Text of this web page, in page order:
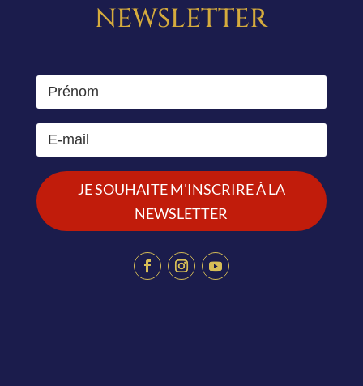
NEWSLETTER
JE SOUHAITE M'INSCRIRE À LA
NEWSLETTER